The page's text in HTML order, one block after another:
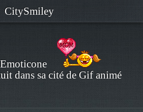
dans sa cité de Gif animé
CitySmiley